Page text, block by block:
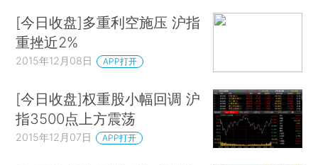
[今日收盘]多重利空施压 沪指
重挫近2%
2015年12月08日 APP打开
[今日收盘]权重股小幅回调 沪
指3500点上方震荡
2015年12月07日 APP打开